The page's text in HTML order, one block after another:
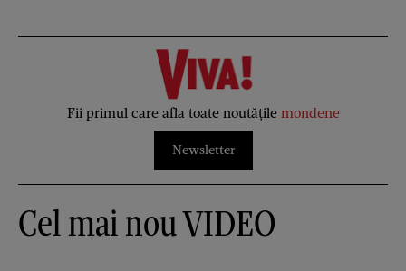
Fii primul care afla toate noutățile mondene
Newsletter
Cel mai nou VIDEO